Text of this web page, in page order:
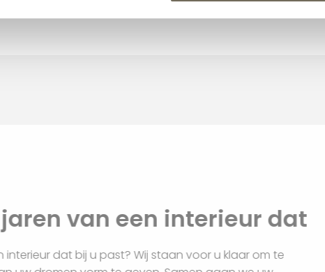
van een interieur dat bij u past? Wij staan voor u klaar om